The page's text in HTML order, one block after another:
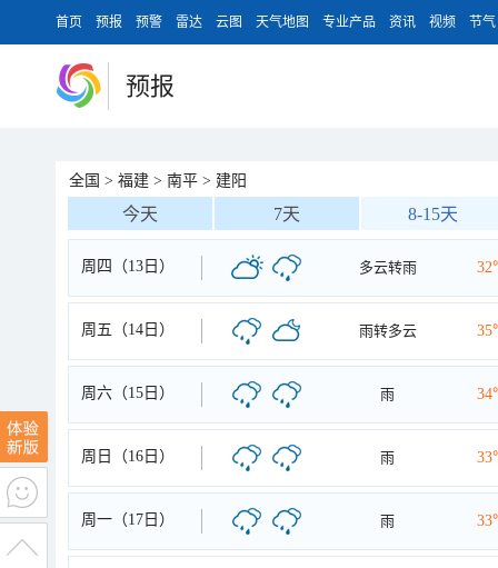
首页 预报 预警 雷达 云图 天气地图 专业产品 资讯 视频 节气
预报
全国 > 福建 > 南平 > 建阳
今天 7天 8-15天
周四（13日） 多云转雨
周五（14日） 雨转多云
周六（15日） 雨
周日（16日） 雨
周一（17日） 雨